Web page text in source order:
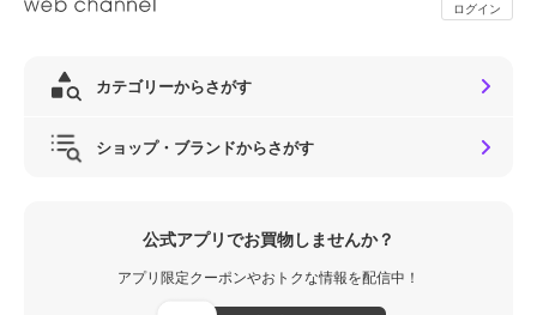
ログイン
カテゴリーからさがす
ショップ・ブランドからさがす
公式アプリでお買物しませんか？
アプリ限定クーポンやおトクな情報を配信中！